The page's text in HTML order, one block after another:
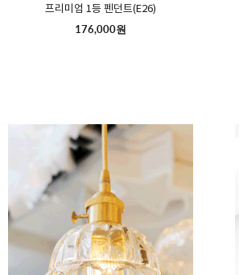
프리미엄 1등 펜던트(E26)
176,000원